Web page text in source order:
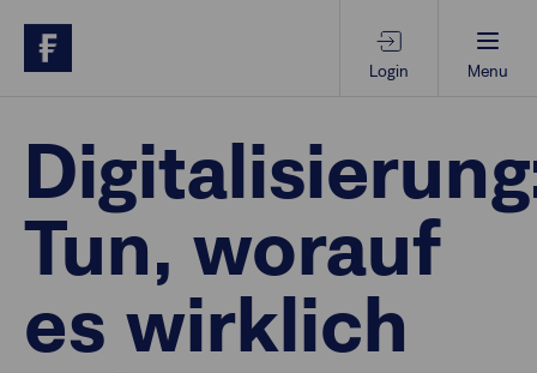
Login Menu
Anlagethemen
Anlagestrategien
Tun, worauf
es wirklich